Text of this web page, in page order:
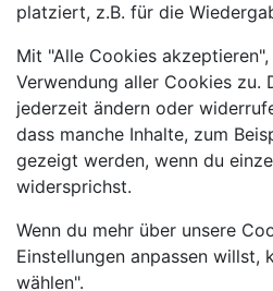
platziert, z.B. für die
Mit "Alle Cookies
Verwendung aller Cookies zu.
jederzeit ändern oder
dass manche Inhalte, zum
gezeigt werden, wenn du
widersprichst.
Wenn du mehr über unsere
Einstellungen anpassen willst,
wählen".